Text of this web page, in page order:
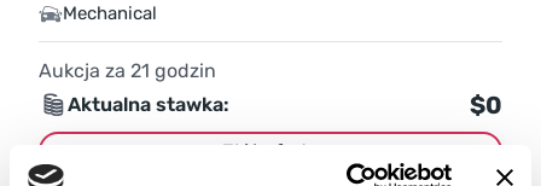
Mechanical
Aukcja za 21 godzin
Aktualna stawka:
$0
Złóż ofertę